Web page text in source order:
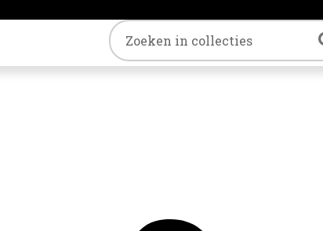
Trefwoord